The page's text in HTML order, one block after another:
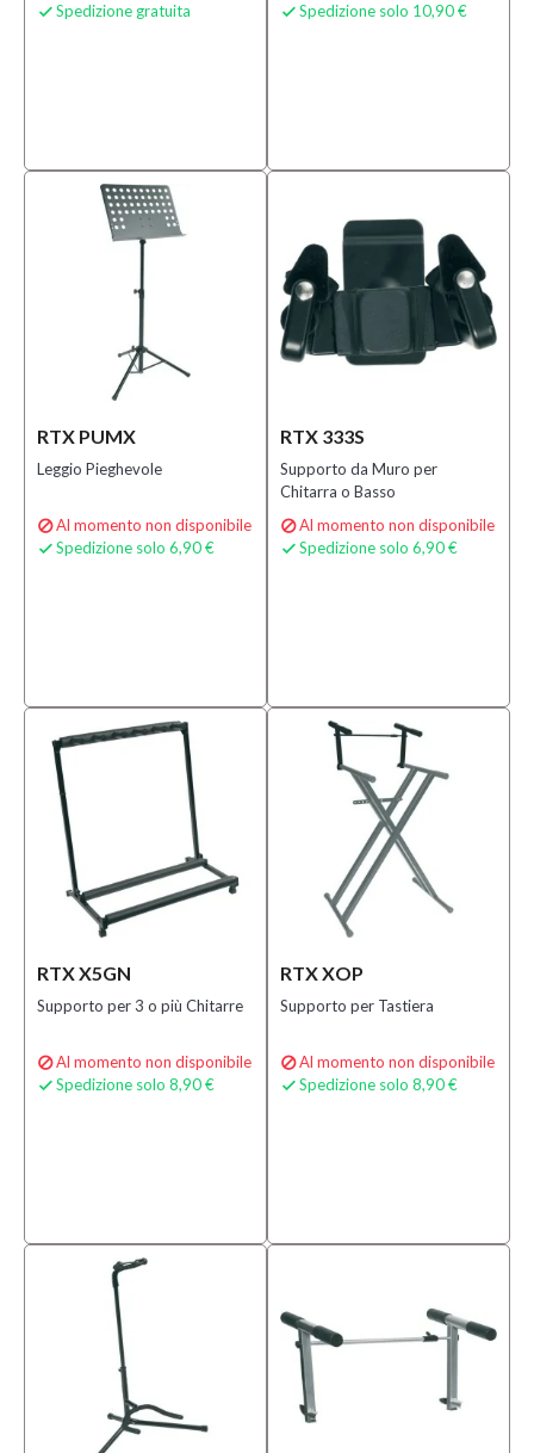
 Spedizione gratuita  Spedizione solo 10,90 €
RTX PUMX
Leggio Pieghevole
Al momento non disponibile
 Spedizione solo 6,90 €
RTX 333S
Supporto da Muro per
Chitarra o Basso
Al momento non disponibile
 Spedizione solo 6,90 €
RTX X5GN
Supporto per 3 o più Chitarre
Al momento non disponibile
 Spedizione solo 8,90 €
RTX XOP
Supporto per Tastiera
Al momento non disponibile
 Spedizione solo 8,90 €